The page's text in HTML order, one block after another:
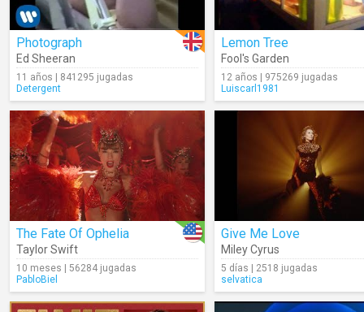
Photograph
Ed Sheeran
11 años | 841295 jugadas
Detergent
Lemon Tree
Fool's Garden
12 años | 975269 jugadas
Luiscarl1981
The Fate Of Ophelia
Taylor Swift
10 meses | 56284 jugadas
PabloBiel
Give Me Love
Miley Cyrus
5 días | 2518 jugadas
selvatica